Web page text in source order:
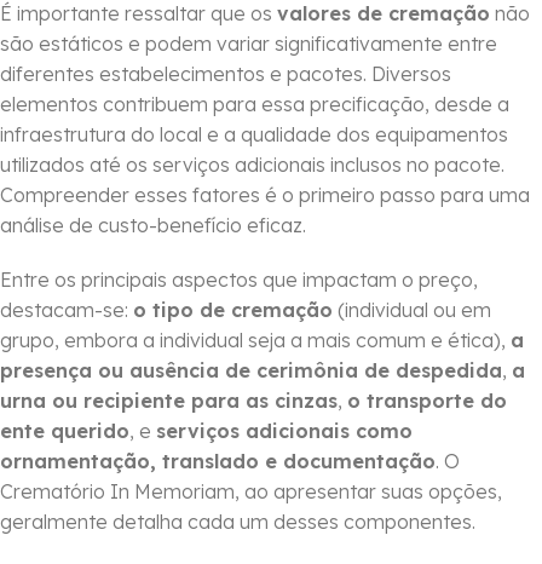
É importante ressaltar que os valores de cremação não
são estáticos e podem variar significativamente entre
diferentes estabelecimentos e pacotes. Diversos
elementos contribuem para essa precificação, desde a
infraestrutura do local e a qualidade dos equipamentos
utilizados até os serviços adicionais inclusos no pacote.
Compreender esses fatores é o primeiro passo para uma
análise de custo-benefício eficaz.
Entre os principais aspectos que impactam o preço,
destacam-se: o tipo de cremação (individual ou em
grupo, embora a individual seja a mais comum e ética), a
presença ou ausência de cerimônia de despedida, a
urna ou recipiente para as cinzas, o transporte do
ente querido, e serviços adicionais como
ornamentação, translado e documentação. O
Crematório In Memoriam, ao apresentar suas opções,
geralmente detalha cada um desses componentes.